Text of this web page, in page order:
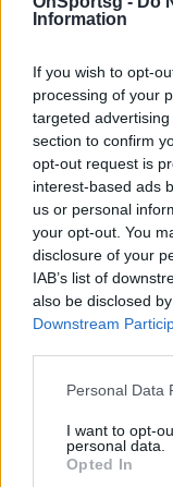
Information
If you wish to opt-
processing of your
targeted
section to confirm
opt-out request is
interest-based ads
us or personal
your opt-out. You
disclosure of your
IAB’s list of
also be disclosed
Downstream
Personal Data
I want to opt-
personal data.
Opted In
Φλόρες πήρε το
Photo 3/5